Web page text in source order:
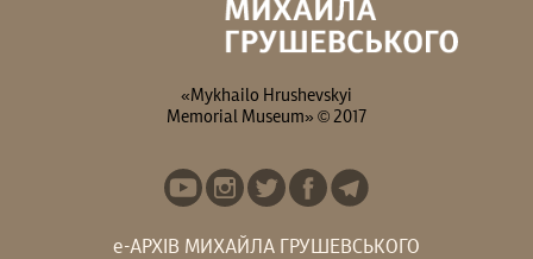
«Mykhailo Hrushevskyi
Memorial Museum» © 2017
е-АРХІВ МИХАЙЛА ГРУШЕВСЬКОГО